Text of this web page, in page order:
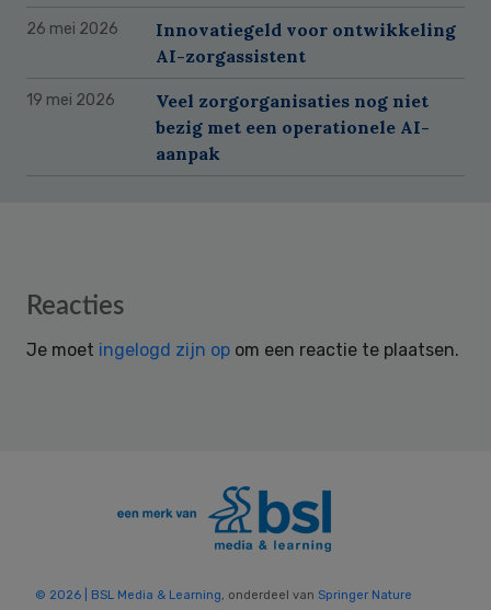
26 mei 2026
Innovatiegeld voor ontwikkeling
AI-zorgassistent
19 mei 2026
Veel zorgorganisaties nog niet
bezig met een operationele AI-
aanpak
Reader
Reacties
Je moet ingelogd zijn op om een reactie te plaatsen.
© 2026 | BSL Media & Learning , onderdeel van Springer Nature